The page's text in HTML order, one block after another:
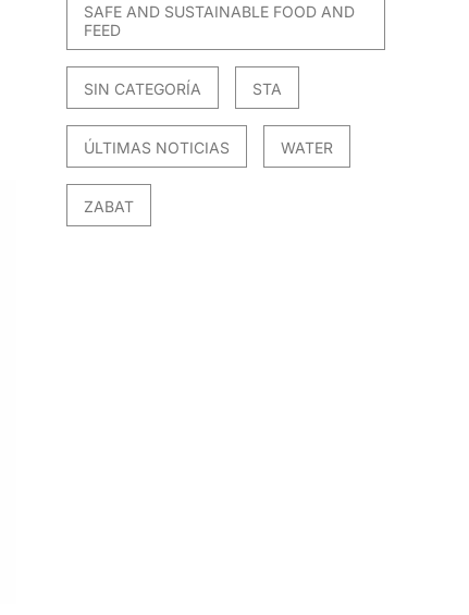
SAFE AND SUSTAINABLE FOOD AND
FEED
SIN CATEGORÍA STA
ÚLTIMAS NOTICIAS WATER
ZABAT